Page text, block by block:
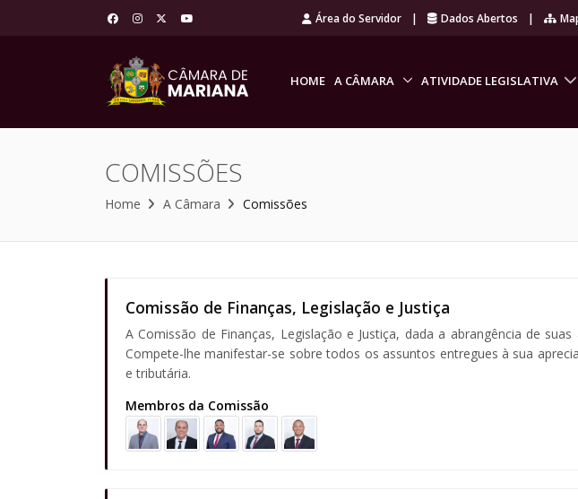
Área do Servidor | Dados Abertos |
HOME A CÂMARA ATIVIDADE LEGISLATIVA
COMISSÕES
Home A Câmara Comissões
Comissão de Finanças, Legislação e Justiça
A Comissão de Finanças, Legislação e Justiça, dada a abrangência de
Compete-lhe manifestar-se sobre todos os assuntos entregues à sua
e tributária.
Membros da Comissão